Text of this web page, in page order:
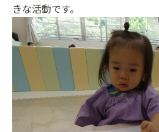
きな活動です。